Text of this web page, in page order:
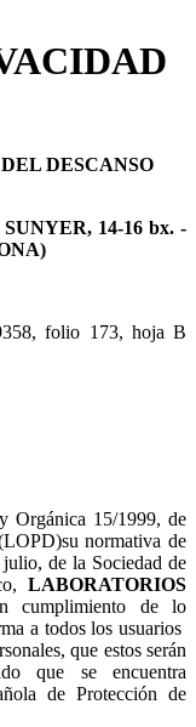
DESCANSO
14-16 bx. -
folio 173, hoja B
Orgánica 15/1999, de
normativa de
de la Sociedad de
LABORATORIOS
cumplimiento de lo
a todos los usuarios
que estos serán
que se encuentra
de Protección de